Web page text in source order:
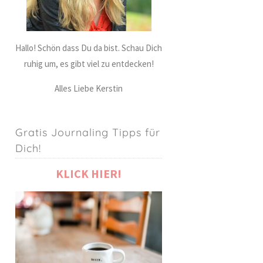
Hallo! Schön dass Du da bist. Schau Dich
ruhig um, es gibt viel zu entdecken!
Alles Liebe Kerstin
Gratis Journaling Tipps für
Dich!
KLICK HIER!